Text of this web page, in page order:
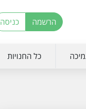
הרשמה כניסה
כל החנויות